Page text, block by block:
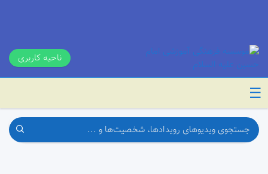
ناحیه کاربری
☰